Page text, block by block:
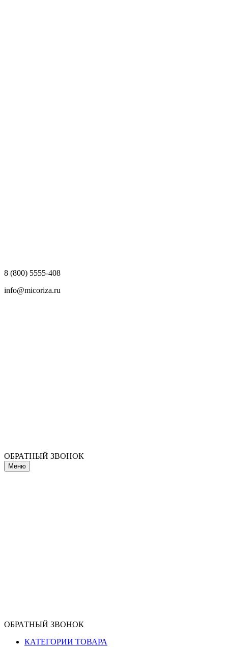
8 (800) 5555-408
info@micoriza.ru
ОБРАТНЫЙ ЗВОНОК
Меню
ОБРАТНЫЙ ЗВОНОК
КАТЕГОРИИ ТОВАРА